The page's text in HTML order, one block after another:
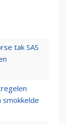
tak SAS